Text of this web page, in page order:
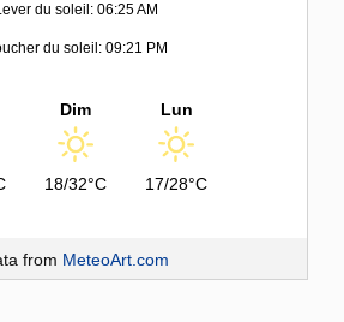
du soleil: 06:25 AM
du soleil: 09:21 PM
Dim
18/32°C
Lun
17/28°C
from MeteoArt.com